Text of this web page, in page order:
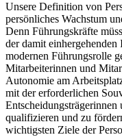
Unsere Definition von
persönliches Wachstum
Denn Führungskräfte
der damit
modernen Führungsrolle
Mitarbeiterinnen und
Autonomie am
mit der erforderlichen
Entscheidungsträgerinnen
qualifizieren und zu
wichtigsten Ziele der